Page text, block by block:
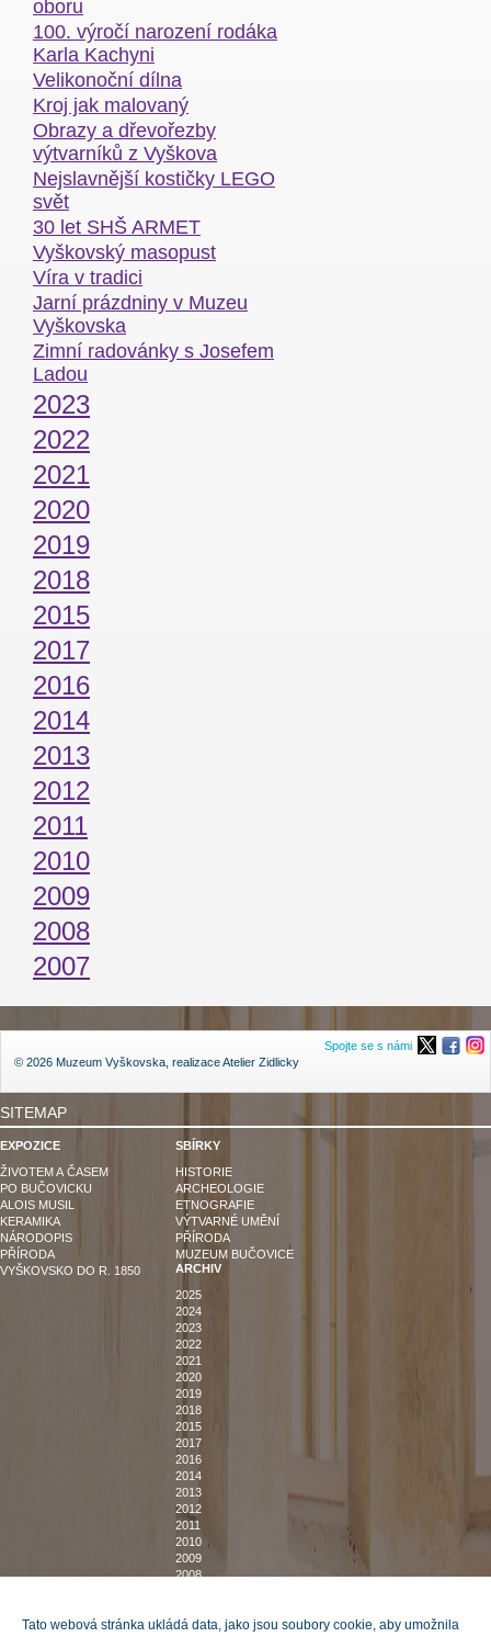
Tato webová stránka ukládá data, jako jsou soubory cookie, aby umožnila
oboru
100. výročí narození rodáka
Karla Kachyni
Velikonoční dílna
Kroj jak malovaný
Obrazy a dřevořezby
výtvarníků z Vyškova
Nejslavnější kostičky LEGO
svět
30 let SHŠ ARMET
Vyškovský masopust
Víra v tradici
Jarní prázdniny v Muzeu
Vyškovska
Zimní radovánky s Josefem
Ladou
2023
2022
2021
2020
2019
2018
2015
2017
2016
2014
2013
2012
2011
2010
2009
2008
2007
© 2026 Muzeum Vyškovska, realizaceAtelier Zidlicky
Spojte se s námi
SITEMAP
EXPOZICE
ŽIVOTEM A ČASEM
PO BUČOVICKU
ALOIS MUSIL
KERAMIKA
NÁRODOPIS
PŘÍRODA
VYŠKOVSKO DO R. 1850
SBÍRKY
HISTORIE
ARCHEOLOGIE
ETNOGRAFIE
VÝTVARNÉ UMĚNÍ
PŘÍRODA
MUZEUM BUČOVICE
ARCHIV
2025
2024
2023
2022
2021
2020
2019
2018
2015
2017
2016
2014
2013
2012
2011
2010
2009
2008
POZVÁNKY NA VÝSTAVY
KNIHOVNA